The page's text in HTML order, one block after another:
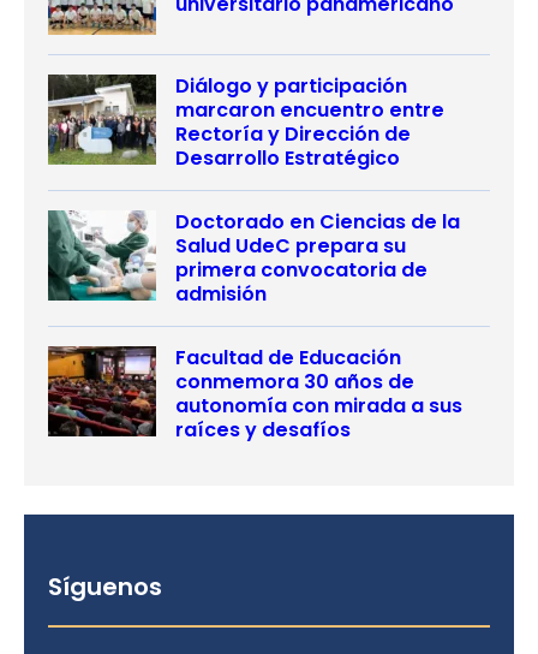
Diálogo y participación
marcaron encuentro entre
Rectoría y Dirección de
Desarrollo Estratégico
Doctorado en Ciencias de la
Salud UdeC prepara su
primera convocatoria de
admisión
Facultad de Educación
conmemora 30 años de
autonomía con mirada a sus
raíces y desafíos
Síguenos